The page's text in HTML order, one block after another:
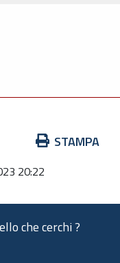
STAMPA
20:22
che cerchi ?